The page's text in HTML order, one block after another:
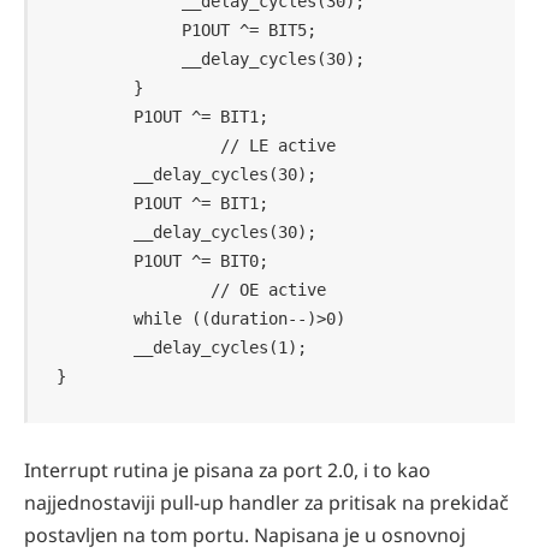
                 // LE active
                // OE active
        while ((duration--)>0)
}
Interrupt rutina je pisana za port 2.0, i to kao
najjednostaviji pull-up handler za pritisak na prekidač
postavljen na tom portu. Napisana je u osnovnoj